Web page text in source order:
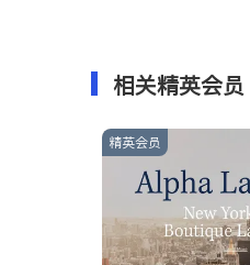
相关精英会员
精英会员